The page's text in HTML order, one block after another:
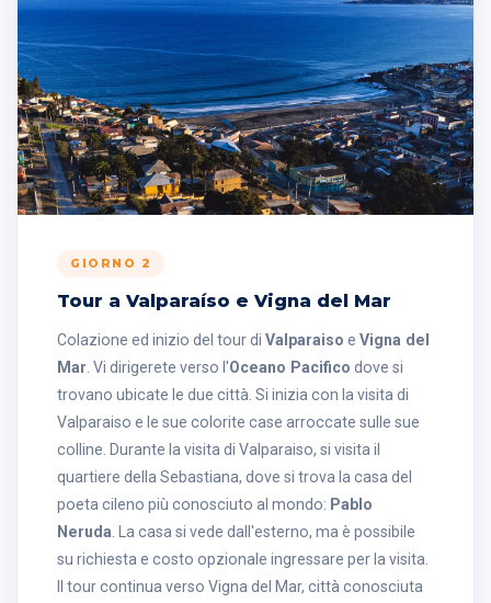
GIORNO 2
Tour a Valparaíso e Vigna del Mar
Colazione ed inizio del tour di Valparaiso e Vigna del
Mar . Vi dirigerete verso l'Oceano Pacifico dove si
trovano ubicate le due città. Si inizia con la visita di
Valparaiso e le sue colorite case arroccate sulle sue
colline. Durante la visita di Valparaiso, si visita il
quartiere della Sebastiana, dove si trova la casa del
poeta cileno più conosciuto al mondo: Pablo
Neruda . La casa si vede dall'esterno, ma è possibile
su richiesta e costo opzionale ingressare per la visita.
Il tour continua verso Vigna del Mar, città conosciuta